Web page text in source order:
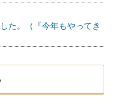
た。（『今年もやってき